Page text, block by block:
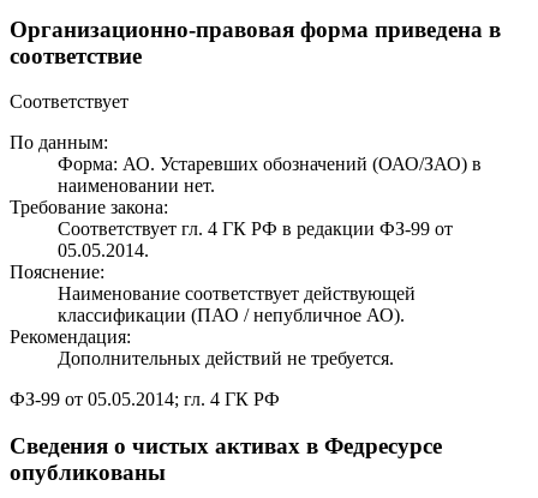
Организационно-правовая форма приведена в
соответствие
Соответствует
По данным:
Форма: АО. Устаревших обозначений (ОАО/ЗАО) в
наименовании нет.
Требование закона:
Соответствует гл. 4 ГК РФ в редакции ФЗ-99 от
05.05.2014.
Пояснение:
Наименование соответствует действующей
классификации (ПАО / непубличное АО).
Рекомендация:
Дополнительных действий не требуется.
ФЗ-99 от 05.05.2014; гл. 4 ГК РФ
Сведения о чистых активах в Федресурсе
опубликованы